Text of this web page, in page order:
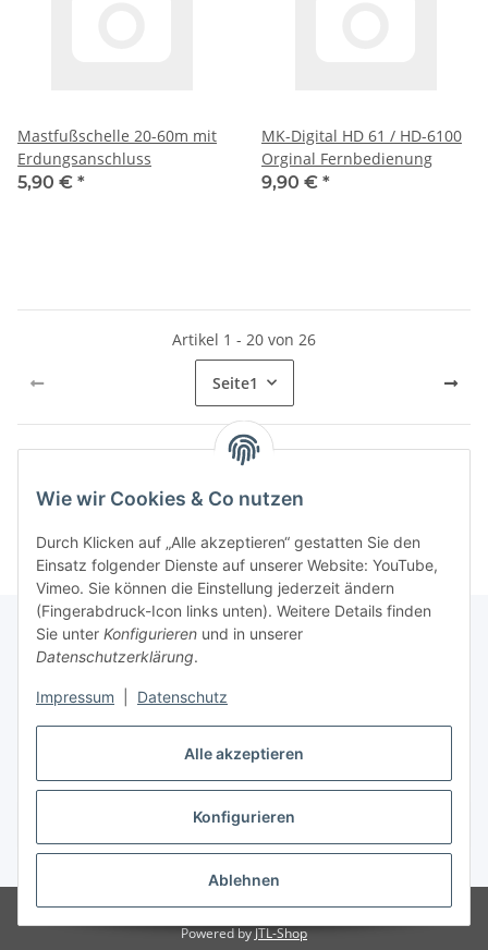
Alle akzeptieren
Konfigurieren
Ablehnen
Wie wir Cookies & Co nutzen
Durch Klicken auf „Alle akzeptieren“ gestatten Sie den
Einsatz folgender Dienste auf unserer Website: YouTube,
Vimeo. Sie können die Einstellung jederzeit ändern
(Fingerabdruck-Icon links unten). Weitere Details finden
Sie unter Konfigurieren und in unserer
Datenschutzerklärung.
Impressum Datenschutz
Mastfußschelle 20-60m mit
Erdungsanschluss
5,90 € *
MK-Digital HD 61 / HD-6100
Orginal Fernbedienung
9,90 € *
Artikel 1 - 20 von 26
Seite1
Kategorien
Gesetzliche Informationen
Vertrag widerrufen
* Alle Preise inkl. gesetzlicher USt., zzgl.Versand
Besucherzähler: 285134
Powered byJTL-Shop